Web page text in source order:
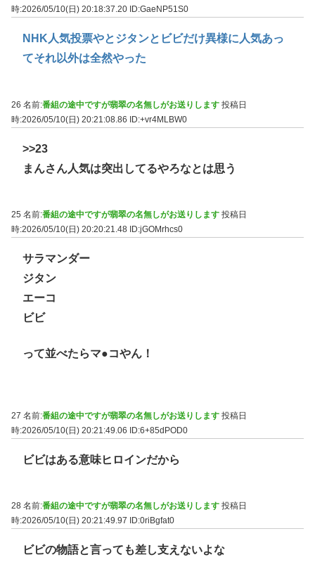
時:2026/05/10(日) 20:18:37.20 ID:GaeNP51S0
NHK人気投票やとジタンとビビだけ異様に人気あっ
てそれ以外は全然やった
26 名前:番組の途中ですが翡翠の名無しがお送りします 投稿日
時:2026/05/10(日) 20:21:08.86 ID:+vr4MLBW0
>>23
まんさん人気は突出してるやろなとは思う
25 名前:番組の途中ですが翡翠の名無しがお送りします 投稿日
時:2026/05/10(日) 20:20:21.48 ID:jGOMrhcs0
サラマンダー
ジタン
エーコ
ビビ
って並べたらマ●コやん！
27 名前:番組の途中ですが翡翠の名無しがお送りします 投稿日
時:2026/05/10(日) 20:21:49.06 ID:6+85dPOD0
ビビはある意味ヒロインだから
28 名前:番組の途中ですが翡翠の名無しがお送りします 投稿日
時:2026/05/10(日) 20:21:49.97
ID:0riBgfat0
ビビの物語と言っても差し支えないよな